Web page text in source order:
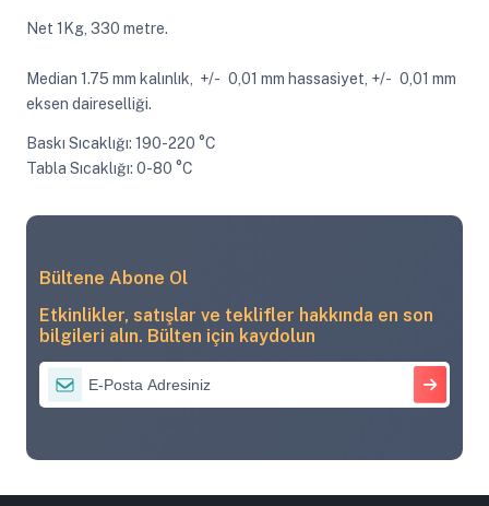
Net 1Kg, 330 metre.
Median 1.75 mm kalınlık, +/- 0,01 mm hassasiyet, +/- 0,01 mm
eksen daireselliği.
Baskı Sıcaklığı: 190-220 °C
Tabla Sıcaklığı: 0-80 °C
Bültene Abone Ol
Etkinlikler, satışlar ve teklifler hakkında en son
bilgileri alın. Bülten için kaydolun